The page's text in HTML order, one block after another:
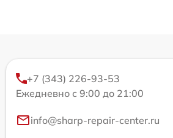
+7 (343) 226-93-53
Ежедневно с 9:00 до 21:00
info@sharp-repair-center.ru